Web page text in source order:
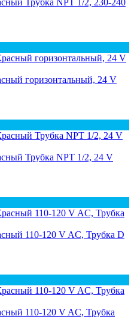
Трубка NPT 1/2, 230-240
горизонтальный, 24 V
Трубка NPT 1/2, 24 V
110-120 V AC, Трубка D
110-120 V AC, Трубка